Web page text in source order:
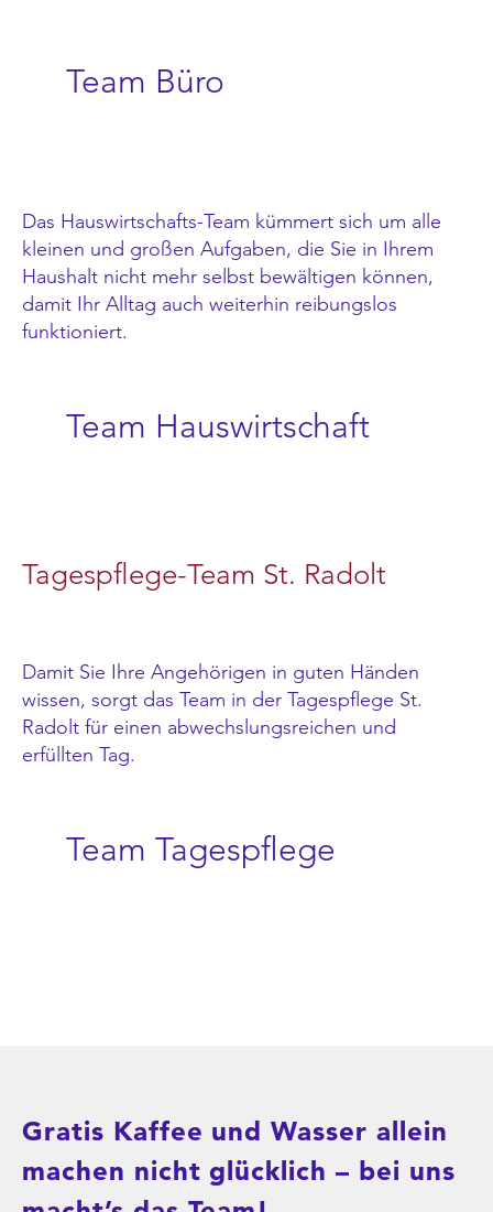
Team Büro
Das Hauswirtschafts-Team kümmert sich um alle
kleinen und großen Aufgaben, die Sie in Ihrem
Haushalt nicht mehr selbst bewältigen können,
damit Ihr Alltag auch weiterhin reibungslos
funktioniert.
Team Hauswirtschaft
Tagespflege-Team St. Radolt
Damit Sie Ihre Angehörigen in guten Händen
wissen, sorgt das Team in der Tagespflege St.
Radolt für einen abwechslungsreichen und
erfüllten Tag.
Team Tagespflege
Gratis Kaffee und Wasser allein
machen nicht glücklich – bei uns